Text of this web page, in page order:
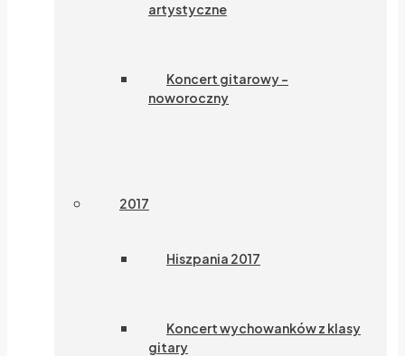
artystyczne
Koncert gitarowy –
noworoczny
2017
Hiszpania 2017
Koncert wychowanków z klasy
gitary